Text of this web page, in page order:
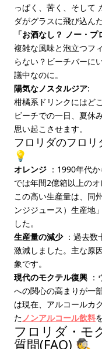
っぱく、苦く、そして
ダがグラスに飛び込ん
「お酒なし？ ノー・
複雑な風味と泡立つフ
らない？ビーチバーに
議中なのに。
陽気なノスタルジア:
柑橘系ドリンクにはど
ビーチでの一日、夏休
思い起こさせます。
フロリダのフロ
💡
オレンジ ：1990年代
では年間2億箱以上の
この高い生産量は、同
ンジジュース）生産地
した。
生産量の減少：過去数
激減しました。主な原
象です。
現代のモクテル復興
への関心の高まりが一
は現在、アルコールカ
たノンアルコール飲料
フロリダ・モ
質問(FAQ) 🕵️